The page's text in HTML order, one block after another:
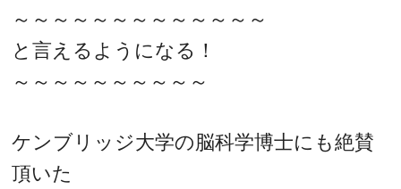
～～～～～～～～～～～～～
と言えるようになる！
～～～～～～～～～～
ケンブリッジ大学の脳科学博士にも絶賛
頂いた